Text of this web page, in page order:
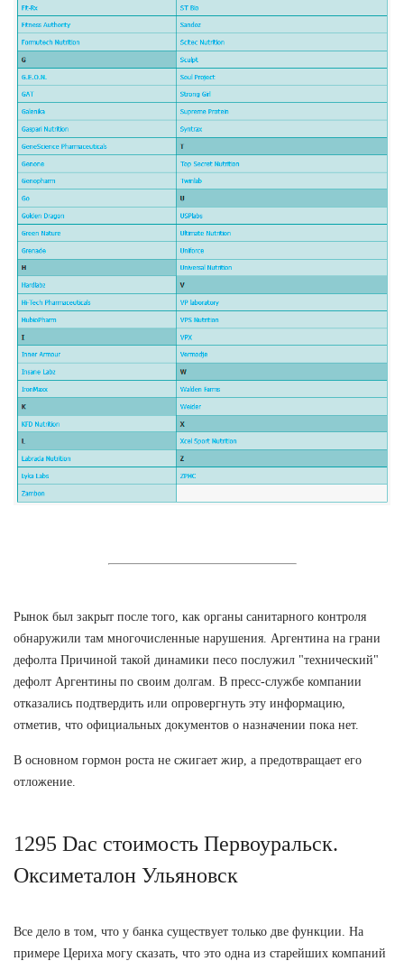
Рынок был закрыт после того, как органы санитарного контроля
обнаружили там многочисленные нарушения. Аргентина на грани
дефолта Причиной такой динамики песо послужил "технический"
дефолт Аргентины по своим долгам. В пресс-службе компании
отказались подтвердить или опровергнуть эту информацию,
отметив, что официальных документов о назначении пока нет.
В основном гормон роста не сжигает жир, а предотвращает его
отложение.
1295 Dac стоимость Первоуральск.
Оксиметалон Ульяновск
Все дело в том, что у банка существует только две функции. На
примере Цериха могу сказать, что это одна из старейших компаний